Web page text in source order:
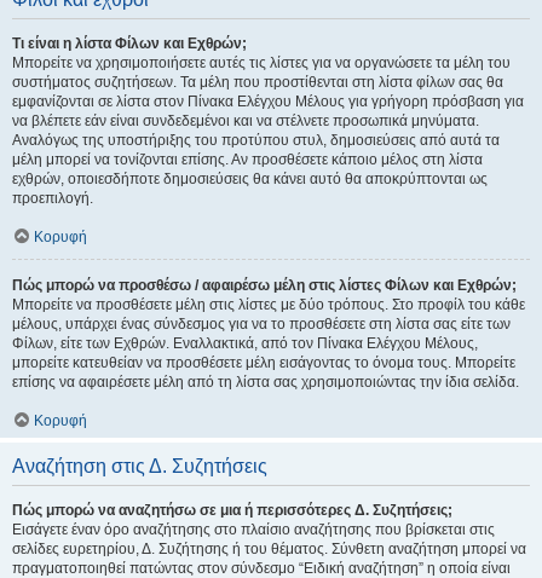
Τι είναι η λίστα Φίλων και Εχθρών;
Μπορείτε να χρησιμοποιήσετε αυτές τις λίστες για να οργανώσετε τα μέλη του
συστήματος συζητήσεων. Τα μέλη που προστίθενται στη λίστα φίλων σας θα
εμφανίζονται σε λίστα στον Πίνακα Ελέγχου Μέλους για γρήγορη πρόσβαση για
να βλέπετε εάν είναι συνδεδεμένοι και να στέλνετε προσωπικά μηνύματα.
Αναλόγως της υποστήριξης του προτύπου στυλ, δημοσιεύσεις από αυτά τα
μέλη μπορεί να τονίζονται επίσης. Αν προσθέσετε κάποιο μέλος στη λίστα
εχθρών, οποιεσδήποτε δημοσιεύσεις θα κάνει αυτό θα αποκρύπτονται ως
προεπιλογή.
Κορυφή
Πώς μπορώ να προσθέσω / αφαιρέσω μέλη στις λίστες Φίλων και Εχθρών;
Μπορείτε να προσθέσετε μέλη στις λίστες με δύο τρόπους. Στο προφίλ του κάθε
μέλους, υπάρχει ένας σύνδεσμος για να το προσθέσετε στη λίστα σας είτε των
Φίλων, είτε των Εχθρών. Εναλλακτικά, από τον Πίνακα Ελέγχου Μέλους,
μπορείτε κατευθείαν να προσθέσετε μέλη εισάγοντας το όνομα τους. Μπορείτε
επίσης να αφαιρέσετε μέλη από τη λίστα σας χρησιμοποιώντας την ίδια σελίδα.
Κορυφή
Αναζήτηση στις Δ. Συζητήσεις
Πώς μπορώ να αναζητήσω σε μια ή περισσότερες Δ. Συζητήσεις;
Εισάγετε έναν όρο αναζήτησης στο πλαίσιο αναζήτησης που βρίσκεται στις
σελίδες ευρετηρίου, Δ. Συζήτησης ή του θέματος. Σύνθετη αναζήτηση μπορεί να
πραγματοποιηθεί πατώντας στον σύνδεσμο “Ειδική αναζήτηση” η οποία είναι